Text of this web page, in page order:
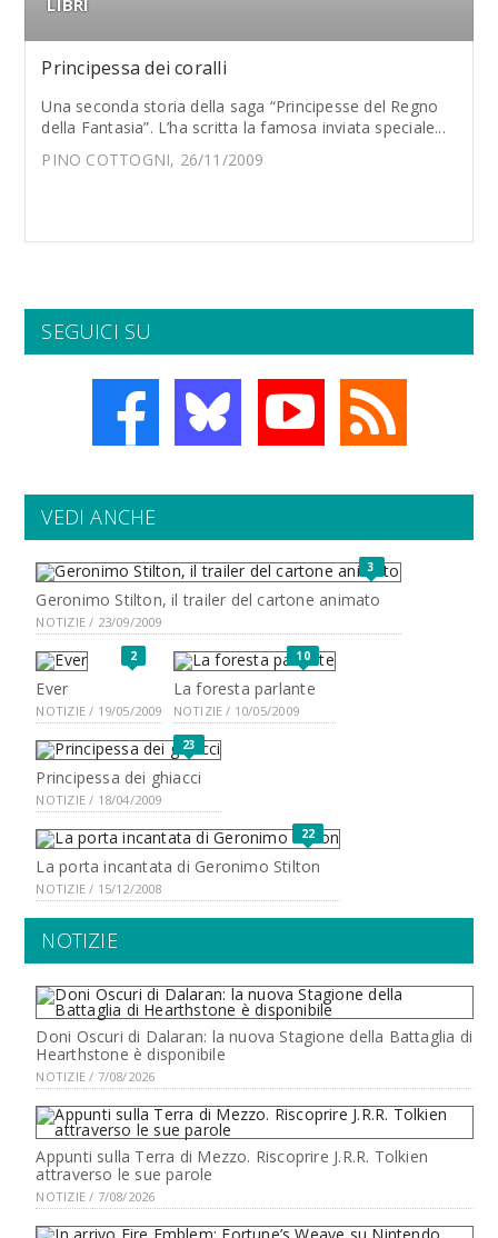
Principessa dei coralli
Una seconda storia della saga “Principesse del Regno
della Fantasia”. L’ha scritta la famosa inviata speciale...
PINO COTTOGNI, 26/11/2009
SEGUICI SU
VEDI ANCHE
3
Geronimo Stilton, il trailer del cartone animato
NOTIZIE / 23/09/2009
2
Ever
NOTIZIE / 19/05/2009
10
La foresta parlante
NOTIZIE / 10/05/2009
23
Principessa dei ghiacci
NOTIZIE / 18/04/2009
22
La porta incantata di Geronimo Stilton
NOTIZIE / 15/12/2008
NOTIZIE
Doni Oscuri di Dalaran: la nuova Stagione della Battaglia di
Hearthstone è disponibile
NOTIZIE / 7/08/2026
Appunti sulla Terra di Mezzo. Riscoprire J.R.R. Tolkien
attraverso le sue parole
NOTIZIE / 7/08/2026